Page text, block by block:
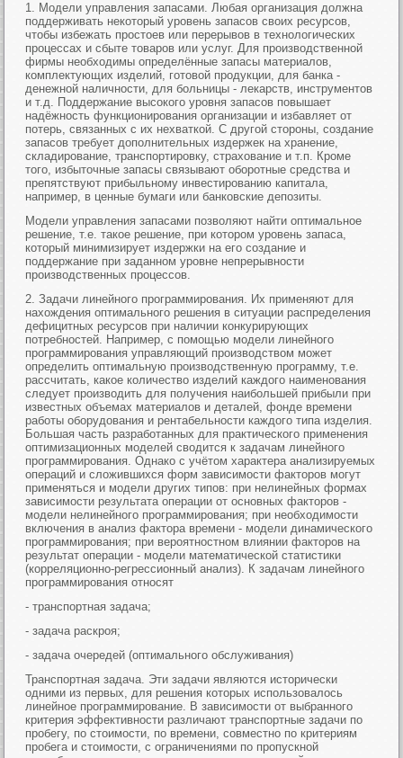
1. Модели управления запасами. Любая организация должна
поддерживать некоторый уровень запасов своих ресурсов,
чтобы избежать простоев или перерывов в технологических
процессах и сбыте товаров или услуг. Для производственной
фирмы необходимы определённые запасы материалов,
комплектующих изделий, готовой продукции, для банка -
денежной наличности, для больницы - лекарств, инструментов
и т.д. Поддержание высокого уровня запасов повышает
надёжность функционирования организации и избавляет от
потерь, связанных с их нехваткой. С другой стороны, создание
запасов требует дополнительных издержек на хранение,
складирование, транспортировку, страхование и т.п. Кроме
того, избыточные запасы связывают оборотные средства и
препятствуют прибыльному инвестированию капитала,
например, в ценные бумаги или банковские депозиты.
Модели управления запасами позволяют найти оптимальное
решение, т.е. такое решение, при котором уровень запаса,
который минимизирует издержки на его создание и
поддержание при заданном уровне непрерывности
производственных процессов.
2. Задачи линейного программирования. Их применяют для
нахождения оптимального решения в ситуации распределения
дефицитных ресурсов при наличии конкурирующих
потребностей. Например, с помощью модели линейного
программирования управляющий производством может
определить оптимальную производственную программу, т.е.
рассчитать, какое количество изделий каждого наименования
следует производить для получения наибольшей прибыли при
известных объемах материалов и деталей, фонде времени
работы оборудования и рентабельности каждого типа изделия.
Большая часть разработанных для практического применения
оптимизационных моделей сводится к задачам линейного
программирования. Однако с учётом характера анализируемых
операций и сложившихся форм зависимости факторов могут
применяться и модели других типов: при нелинейных формах
зависимости результата операции от основных факторов -
модели нелинейного программирования; при необходимости
включения в анализ фактора времени - модели динамического
программирования; при вероятностном влиянии факторов на
результат операции - модели математической статистики
(корреляционно-регрессионный анализ). К задачам линейного
программирования относят
- транспортная задача;
- задача раскроя;
- задача очередей (оптимального обслуживания)
Транспортная задача. Эти задачи являются исторически
одними из первых, для решения которых использовалось
линейное программирование. В зависимости от выбранного
критерия эффективности различают транспортные задачи по
пробегу, по стоимости, по времени, совместно по критериям
пробега и стоимости, с ограничениями по пропускной